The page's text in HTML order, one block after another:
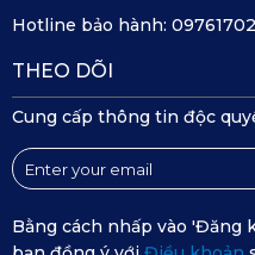
Hotline bảo hành:
THEO DÕI
Cung cấp thông tin độc
Bằng cách nhấp vào 'Đăng